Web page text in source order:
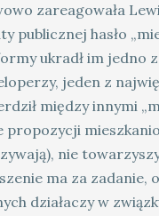
zareagowała
publicznej hasło
ukradł im jedno
jeden z
między innymi
propozycji
nie
ma za
działaczy w